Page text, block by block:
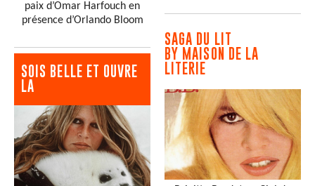
paix d’Omar Harfouch en
présence d’Orlando Bloom
SOIS BELLE ET OUVRE
LA
SAGA DU LIT
BY MAISON DE LA
LITERIE